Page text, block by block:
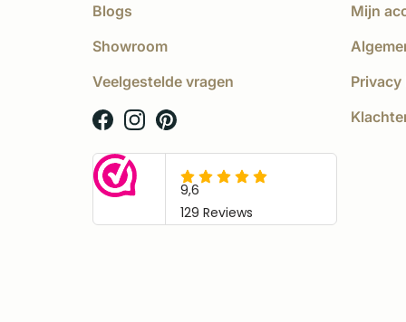
Blogs
Showroom
Veelgestelde vragen
Mijn
Privacy